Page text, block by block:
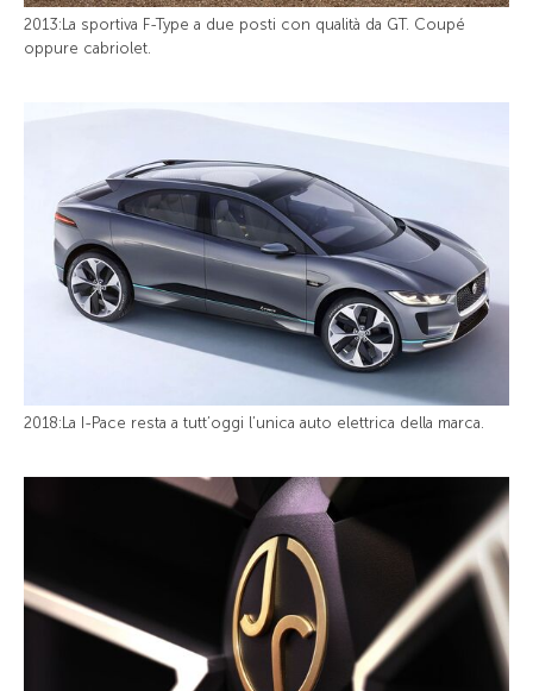
2013:La sportiva F-Type a due posti con qualità da GT. Coupé
oppure cabriolet.
2018:La I-Pace resta a tutt’oggi l’unica auto elettrica della marca.